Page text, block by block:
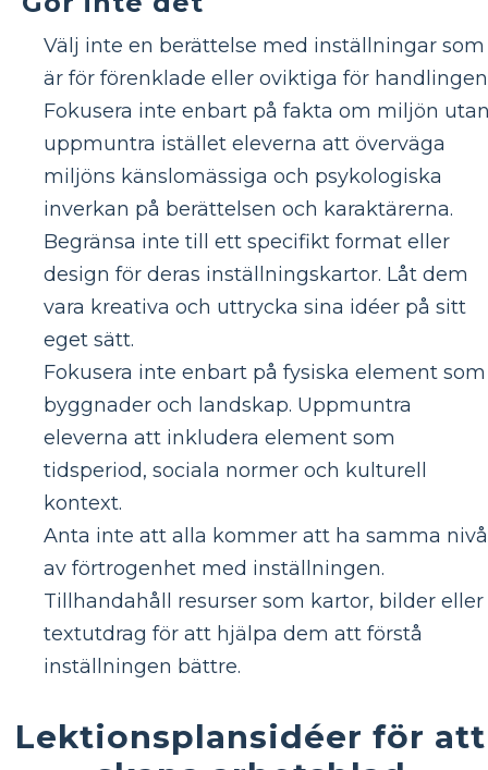
Välj inte en berättelse med inställningar som
är för förenklade eller oviktiga för
Fokusera inte enbart på fakta om miljön
uppmuntra istället eleverna att överväga
miljöns känslomässiga och psykologiska
inverkan på berättelsen och karaktärerna.
Begränsa inte till ett specifikt format eller
design för deras inställningskartor. Låt dem
vara kreativa och uttrycka sina idéer på sitt
eget sätt.
Fokusera inte enbart på fysiska element som
byggnader och landskap. Uppmuntra
eleverna att inkludera element som
tidsperiod, sociala normer och kulturell
kontext.
Anta inte att alla kommer att ha samma nivå
av förtrogenhet med inställningen.
Tillhandahåll resurser som kartor, bilder eller
textutdrag för att hjälpa dem att förstå
inställningen bättre.
Lektionsplansidéer för att